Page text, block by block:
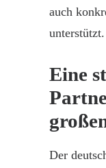
auch
unterstützt.
Eine
Der